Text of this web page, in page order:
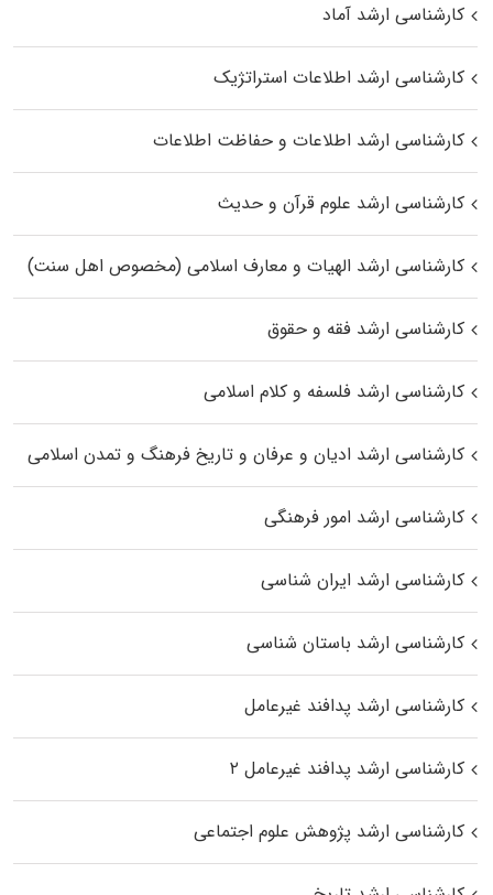
کارشناسی ارشد آماد
کارشناسی ارشد اطلاعات استراتژیک
کارشناسی ارشد اطلاعات و حفاظت اطلاعات
کارشناسی ارشد علوم قرآن و حدیث
کارشناسی ارشد الهیات و معارف اسلامی (مخصوص اهل سنت)
کارشناسی ارشد فقه و حقوق
کارشناسی ارشد فلسفه و کلام اسلامی
کارشناسی ارشد ادیان و عرفان و تاریخ فرهنگ و تمدن اسلامی
کارشناسی ارشد امور فرهنگی
کارشناسی ارشد ایران شناسی
کارشناسی ارشد باستان شناسی
کارشناسی ارشد پدافند غیرعامل
کارشناسی ارشد پدافند غیرعامل ۲
کارشناسی ارشد پژوهش علوم اجتماعی